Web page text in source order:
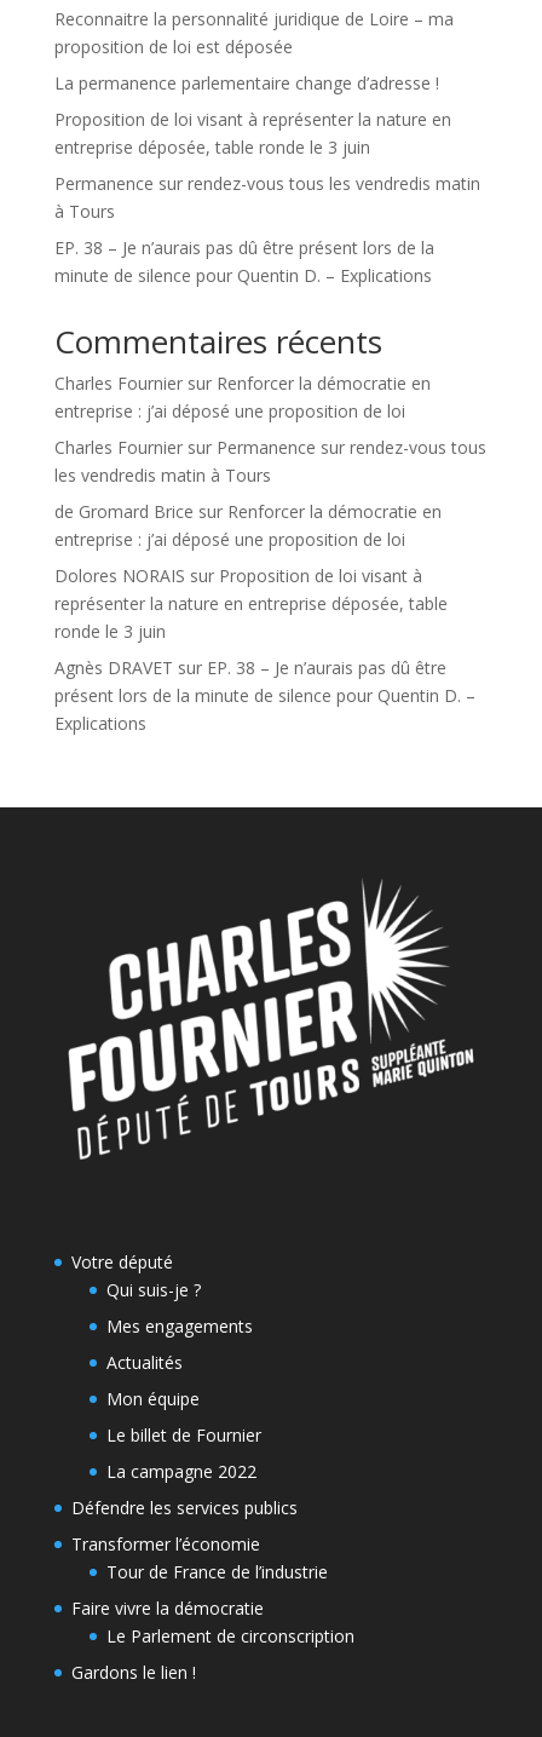
Reconnaitre la personnalité juridique de Loire – ma
proposition de loi est déposée
La permanence parlementaire change d’adresse !
Proposition de loi visant à représenter la nature en
entreprise déposée, table ronde le 3 juin
Permanence sur rendez-vous tous les vendredis matin
à Tours
EP. 38 – Je n’aurais pas dû être présent lors de la
minute de silence pour Quentin D. – Explications
Commentaires récents
Charles Fourniersur Renforcer la démocratie en
entreprise : j’ai déposé une proposition de loi
Charles Fourniersur Permanence sur rendez-vous tous
les vendredis matin à Tours
de Gromard Brice sur Renforcer la démocratie en
entreprise : j’ai déposé une proposition de loi
Dolores NORAIS sur Proposition de loi visant à
représenter la nature en entreprise déposée, table
ronde le 3 juin
Agnès DRAVET sur EP. 38 – Je n’aurais pas dû être
présent lors de la minute de silence pour Quentin D. –
Explications
Votre député
Qui suis-je ?
Mes engagements
Actualités
Mon équipe
Le billet de Fournier
La campagne 2022
Défendre les services publics
Transformer l’économie
Tour de France de l’industrie
Faire vivre la démocratie
Le Parlement de circonscription
Gardons le lien !